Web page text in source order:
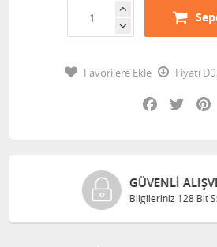
Favorilere Ekle
Fiyatı
Facebook
Twitter
GÜVENLI
Bilgileriniz 128 Bit